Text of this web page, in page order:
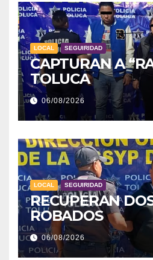
LOCAL SEGUIRIDAD
CAPTURAN A
TOLUCA
06/08/2026
LOCAL SEGUIRIDAD
RECUPERAN
ROBADOS
06/08/2026